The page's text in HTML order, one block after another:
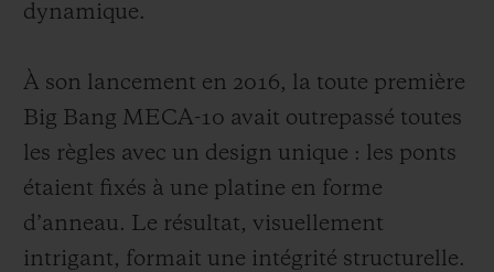
dynamique.
À son lancement en 2016, la toute première
Big Bang MECA-10 avait outrepassé toutes
les règles avec un design unique : les ponts
étaient fixés à une platine en forme
d’anneau. Le résultat, visuellement
intrigant, formait une intégrité structurelle.